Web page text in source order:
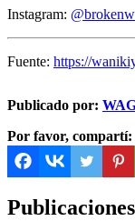
Instagram:
Fuente: https://
Publicado por:
Por favor, compartí: